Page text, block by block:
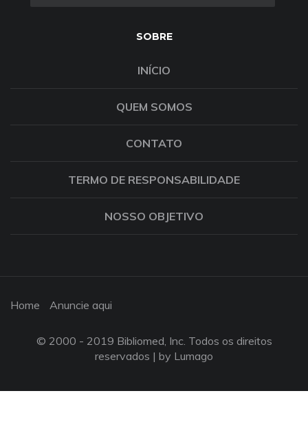
SOBRE
INÍCIO
QUEM SOMOS
CONTATO
TERMO DE RESPONSABILIDADE
NOSSO OBJETIVO
Home Anuncie aqui
© 2000 - 2019 Bibliomed, Inc. Todos os direitos
reservados | by Lumago